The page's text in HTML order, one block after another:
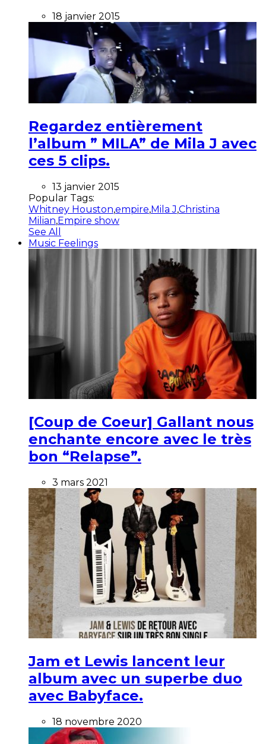
18 janvier 2015
Regardez entièrement
l’album ” MILA” de Mila J avec
ces 5 clips.
13 janvier 2015
Popular Tags:
Whitney Houston,empire,Mila J,Christina
Milian,Empire show
See All
Music Feelings
[Coup de Coeur] Gallant nous
enchante encore avec le très
bon “Relapse”.
3 mars 2021
Jam et Lewis lancent leur
album avec un superbe duo
avec Babyface.
18 novembre 2020